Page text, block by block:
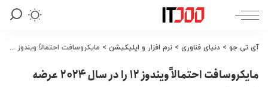
آی تی جو > دنیای فناوری > نرم افزار و اپلیکیشن > مایکروسافت احتمالاً ویندوز 12 را در سال 2024 عرضه خواهد کرد
مایکروسافت احتمالاً ویندوز 12 را در سال 2024 عرضه